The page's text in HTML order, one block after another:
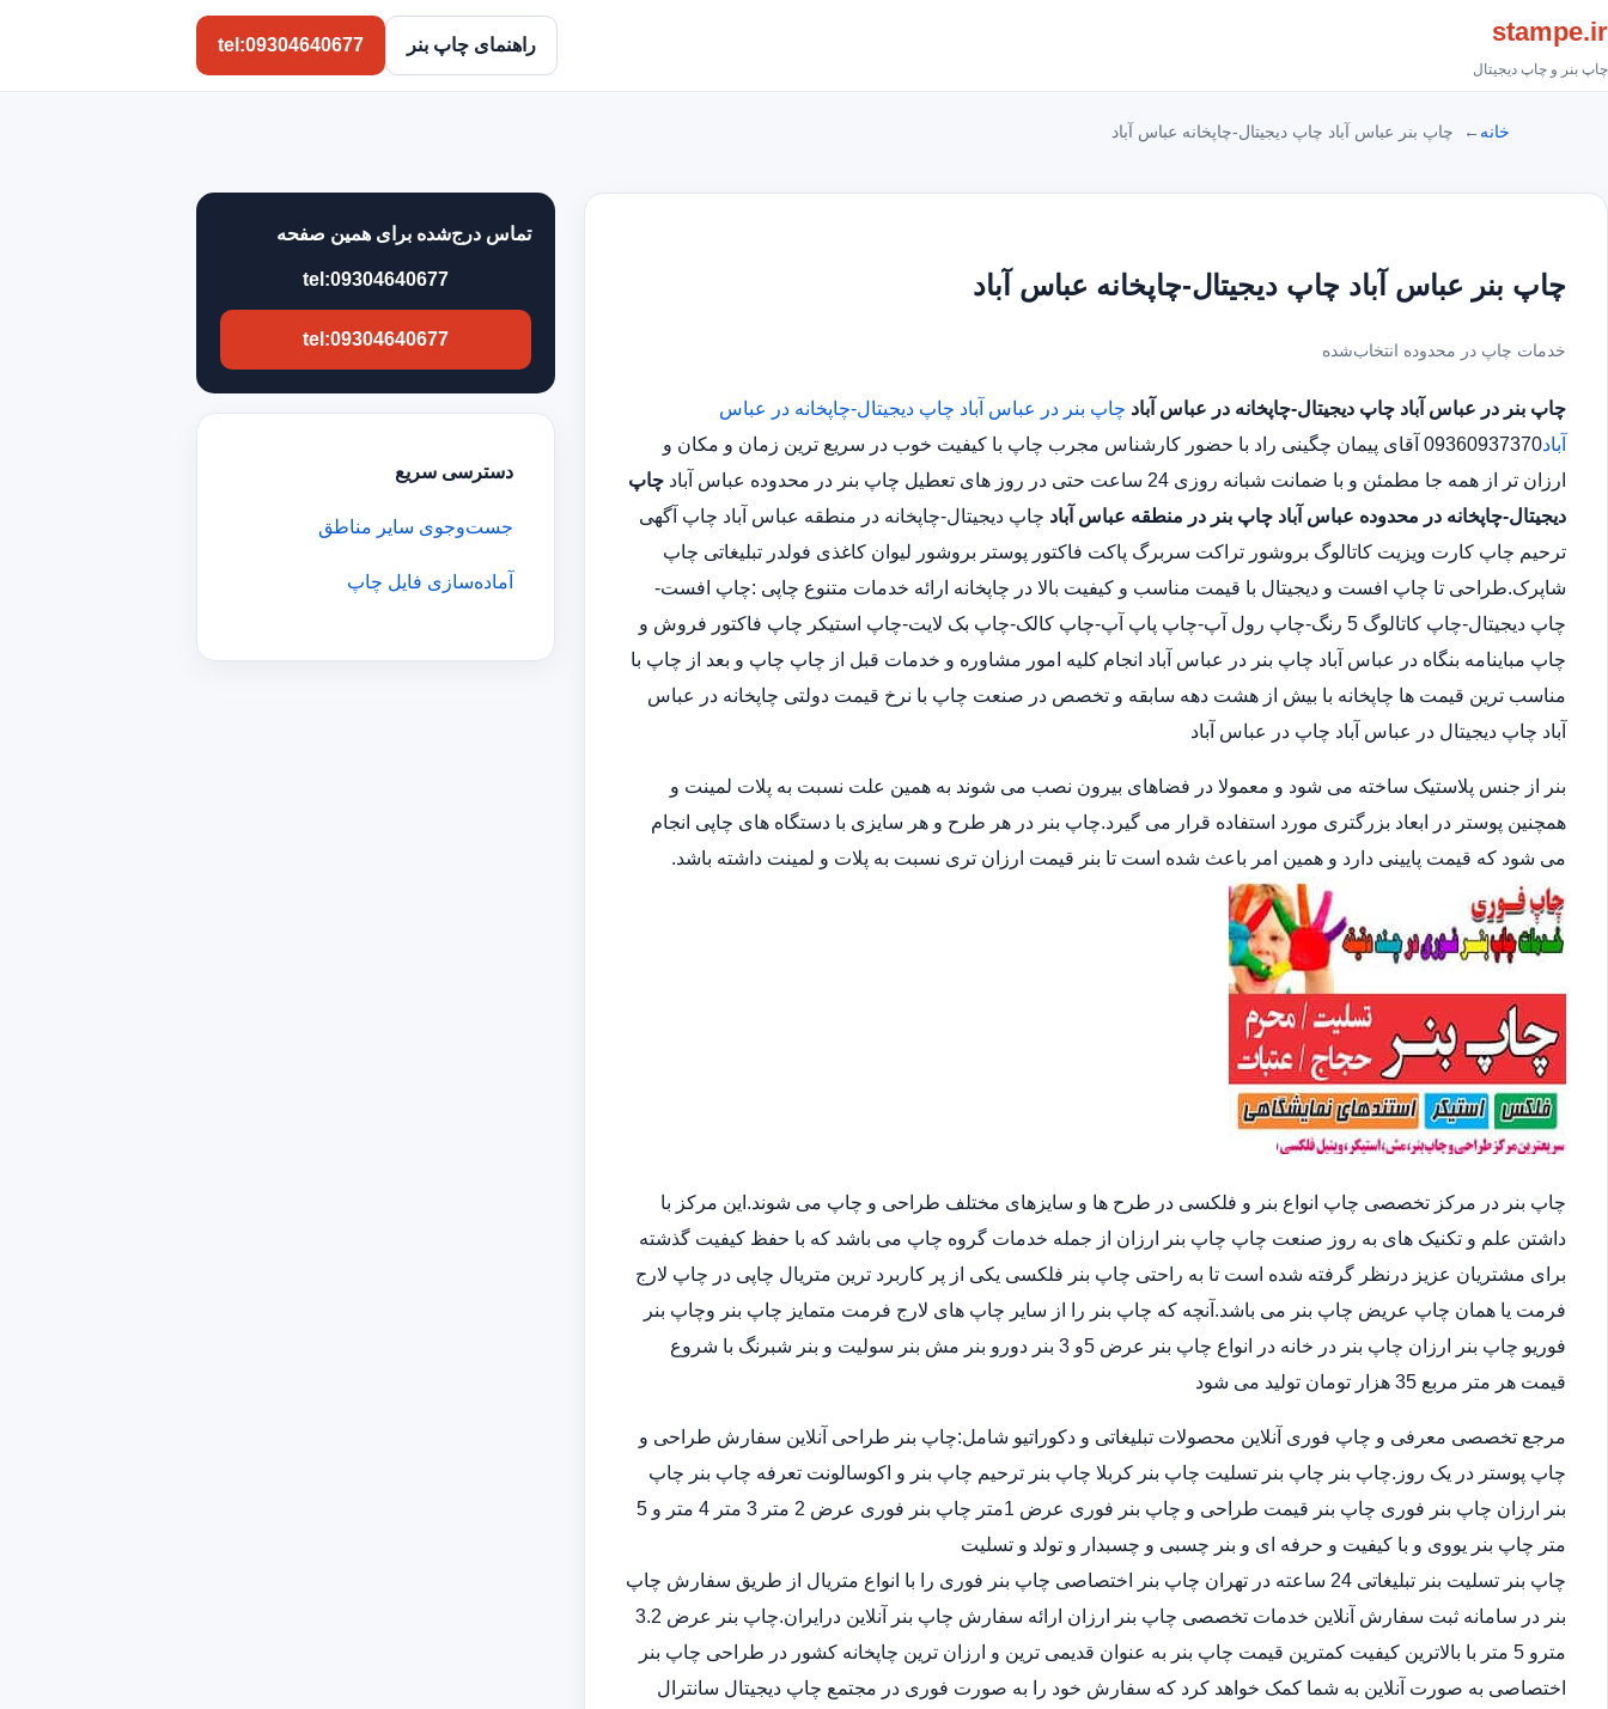
stampe.ir
چاپ بنر و چاپ دیجیتال
راهنمای چاپ بنر tel:09304640677
خانه چاپ بنر عباس آباد چاپ دیجیتال-چاپخانه عباس آباد
چاپ بنر عباس آباد چاپ دیجیتال-چاپخانه عباس آباد
خدمات چاپ در محدوده انتخاب‌شده
چاپ بنر در عباس آباد چاپ دیجیتال-چاپخانه در عباس آباد چاپ بنر در عباس آباد چاپ دیجیتال-چاپخانه در عباس
آباد
09360937370 آقای پیمان چگینی راد با حضور کارشناس مجرب چاپ با کیفیت خوب در سریع ترین زمان و مکان و
ارزان تر از همه جا مطمئن و با ضمانت شبانه روزی 24 ساعت حتی در روز های تعطیل چاپ بنر در محدوده عباس آباد
چاپ
دیجیتال-چاپخانه در محدوده عباس آباد چاپ بنر در منطقه عباس آباد چاپ دیجیتال-چاپخانه در منطقه عباس آباد چاپ آگهی
ترحیم چاپ کارت ویزیت کاتالوگ بروشور تراکت سربرگ پاکت فاکتور پوستر بروشور لیوان کاغذی فولدر تبلیغاتی چاپ
شاپرک.طراحی تا چاپ افست و دیجیتال با قیمت مناسب و کیفیت بالا در چاپخانه ارائه خدمات متنوع چاپی :چاپ افست-
چاپ دیجیتال-چاپ کاتالوگ 5 رنگ-چاپ رول آپ-چاپ پاپ آپ-چاپ کالک-چاپ بک لایت-چاپ استیکر چاپ فاکتور فروش و
چاپ مباینامه بنگاه در عباس آباد چاپ بنر در عباس آباد انجام کلیه امور مشاوره و خدمات قبل از چاپ چاپ و بعد از چاپ با
مناسب ترین قیمت ها چاپخانه با بیش از هشت دهه سابقه و تخصص در صنعت چاپ با نرخ قیمت دولتی چاپخانه در عباس
آباد چاپ دیجیتال در عباس آباد چاپ در عباس آباد
بنر از جنس پلاستیک ساخته می شود و معمولا در فضاهای بیرون نصب می شوند به همین علت نسبت به پلات لمینت و
همچنین پوستر در ابعاد بزرگتری مورد استفاده قرار می گیرد.چاپ بنر در هر طرح و هر سایزی با دستگاه های چاپی انجام
می شود که قیمت پایینی دارد و همین امر باعث شده است تا بنر قیمت ارزان تری نسبت به پلات و لمینت داشته باشد.
چاپ بنر در مرکز تخصصی چاپ انواع بنر و فلکسی در طرح ها و سایزهای مختلف طراحی و چاپ می شوند.این مرکز با
داشتن علم و تکنیک های به روز صنعت چاپ چاپ بنر ارزان از جمله خدمات گروه چاپ می باشد که با حفظ کیفیت گذشته
برای مشتریان عزیز درنظر گرفته شده است تا به راحتی چاپ بنر فلکسی یکی از پر کاربرد ترین متریال چاپی در چاپ لارج
فرمت یا همان چاپ عریض چاپ بنر می باشد.آنچه که چاپ بنر را از سایر چاپ های لارج فرمت متمایز چاپ بنر وچاپ بنر
فوریو چاپ بنر ارزان چاپ بنر در خانه در انواع چاپ بنر عرض 5و 3 بنر دورو بنر مش بنر سولیت و بنر شبرنگ با شروع
قیمت هر متر مربع 35 هزار تومان تولید می شود
مرجع تخصصی معرفی و چاپ فوری آنلاین محصولات تبلیغاتی و دکوراتیو شامل:چاپ بنر طراحی آنلاین سفارش طراحی و
چاپ پوستر در یک روز.چاپ بنر چاپ بنر تسلیت چاپ بنر کربلا چاپ بنر ترحیم چاپ بنر و اکوسالونت تعرفه چاپ بنر چاپ
بنر ارزان چاپ بنر فوری چاپ بنر قیمت طراحی و چاپ بنر فوری عرض 1متر چاپ بنر فوری عرض 2 متر 3 متر 4 متر و 5
متر چاپ بنر یووی و با کیفیت و حرفه ای و بنر چسبی و چسبدار و تولد و تسلیت
چاپ بنر تسلیت بنر تبلیغاتی 24 ساعته در تهران چاپ بنر اختصاصی چاپ بنر فوری را با انواع متریال از طریق سفارش چاپ
بنر در سامانه ثبت سفارش آنلاین خدمات تخصصی چاپ بنر ارزان ارائه سفارش چاپ بنر آنلاین درایران.چاپ بنر عرض 3.2
مترو 5 متر با بالاترین کیفیت کمترین قیمت چاپ بنر به عنوان قدیمی ترین و ارزان ترین چاپخانه کشور در طراحی چاپ بنر
اختصاصی به صورت آنلاین به شما کمک خواهد کرد که سفارش خود را به صورت فوری در مجتمع چاپ دیجیتال سانترال
تماس درج‌شده برای همین صفحه
tel:09304640677
tel:09304640677
دسترسی سریع
جست‌وجوی سایر مناطق
آماده‌سازی فایل چاپ